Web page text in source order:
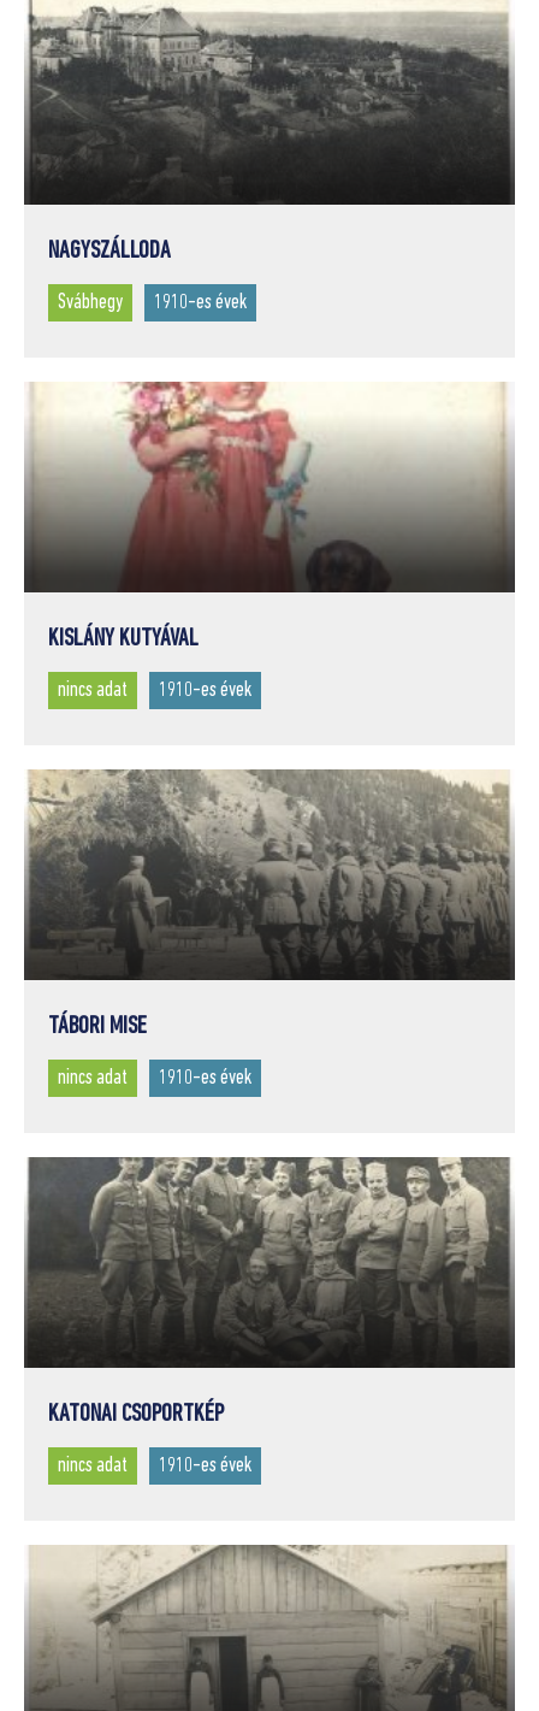
NAGYSZÁLLODA
Svábhegy 1910-es évek
KISLÁNY KUTYÁVAL
nincs adat 1910-es évek
TÁBORI MISE
nincs adat 1910-es évek
KATONAI CSOPORTKÉP
nincs adat 1910-es évek